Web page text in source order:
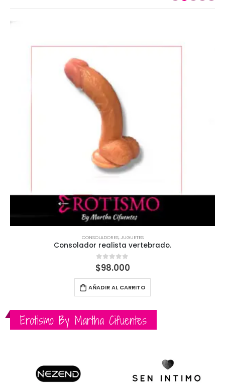
CONSOLADORES,JUGUETES
Consolador realista vertebrado.
0out of 5
$98.000
AÑADIR AL CARRITO
Erotismo By Martha Cifuentes